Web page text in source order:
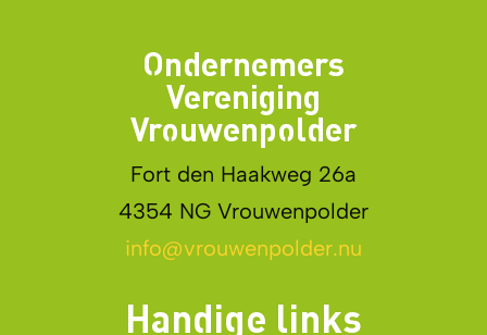
Ondernemers
Vereniging
Vrouwenpolder
Fort den Haakweg 26a
4354 NG Vrouwenpolder
info@vrouwenpolder.nu
Handige links